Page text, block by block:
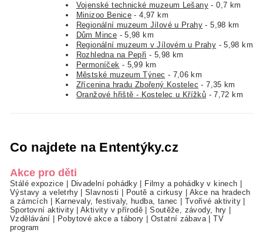
Vojenské technické muzeum Lešany - 0,7 km
Minizoo Benice - 4,97 km
Regionální muzeum Jílové u Prahy - 5,98 km
Dům Mince - 5,98 km
Regionální muzeum v Jílovém u Prahy - 5,98 km
Rozhledna na Pepři - 5,98 km
Permoníček - 5,99 km
Městské muzeum Týnec - 7,06 km
Zřícenina hradu Zbořený Kostelec - 7,35 km
Oranžové hřiště - Kostelec u Křížků - 7,72 km
Co najdete na Ententýky.cz
Akce pro děti
Stálé expozice Divadelní pohádky Filmy a pohádky v kinech
Výstavy a veletrhy|Slavnosti Poutě a cirkusy
Akce na hradech
a zámcích
Karnevaly, festivaly, hudba, tanec Tvořivé aktivity
Sportovní aktivity|Aktivity v přírodě |Soutěže, závody, hry
Vzdělávání
Pobytové akce a tábory Ostatní zábava|TV
program